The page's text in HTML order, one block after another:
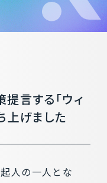
言する「ウィ
上げました
人の一人とな